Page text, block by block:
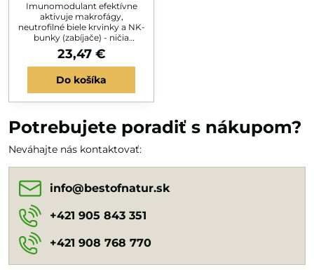
Imunomodulant efektívne
aktivuje makrofágy,
neutrofilné biele krvinky a NK-
bunky (zabíjače) - ničia
baktérie, vírusy i mutované
bunky. Má protinádorovú
aktivitu. Inhibuje najmä
myóm sarkóm180. Osvedčil
syndróm i aftóznu
záťaži, vyčerpaní, stre-se, voči
parazitným, bakteriálnym,
plesňovým, vírusovým
chorobám, pri opakovaných
23,47 €
Do košíka
Potrebujete poradiť s nákupom?
Neváhajte nás kontaktovať:
info​@bestofnatur​.sk
+421 905 843 351
+421 908 768 770